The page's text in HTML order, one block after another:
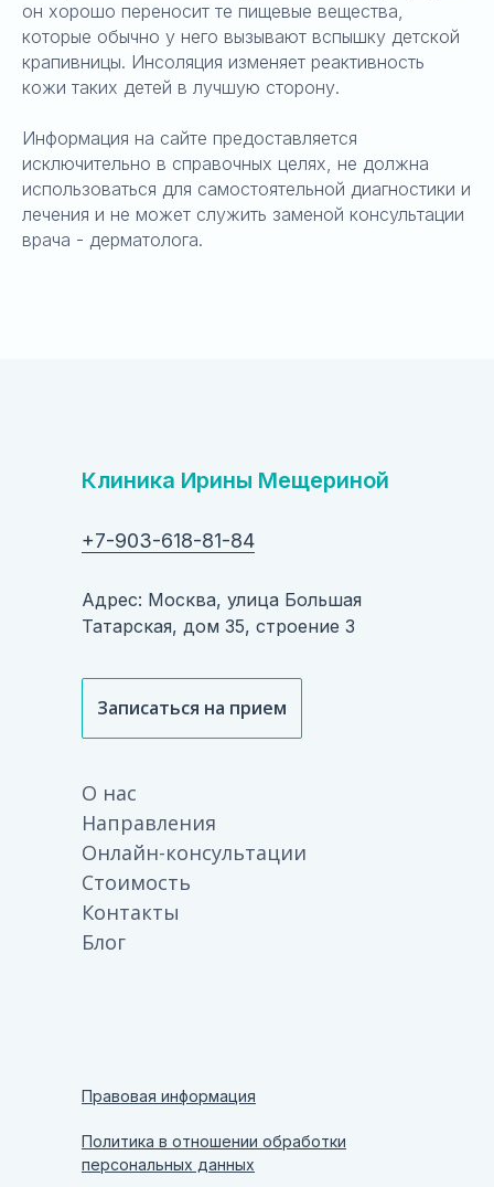
он хорошо переносит те пищевые вещества,
которые обычно у него вызывают вспышку детской
крапивницы. Инсоляция изменяет реактивность
кожи таких детей в лучшую сторону.
Информация на сайте предоставляется
исключительно в справочных целях, не должна
использоваться для самостоятельной диагностики и
лечения и не может служить заменой консультации
врача - дерматолога.
Клиника Ирины Мещериной
Адрес: Москва, улица Большая
Татарская, дом 35, строение 3
Политика в отношении обработки
персональных данных
Правовая информация
+7-903-618-81-84
Записаться на прием
О нас
Направления
Онлайн-консультации
Стоимость
Контакты
Блог